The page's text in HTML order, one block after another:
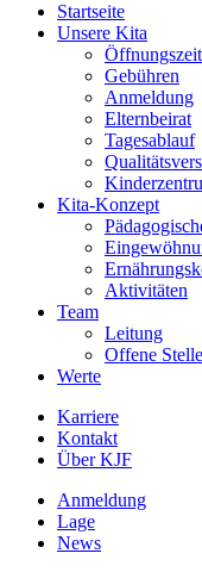
Startseite
Unsere Kita
Gebühren
Anmeldung
Elternbeirat
Tagesablauf
Kita-Konzept
Aktivitäten
Team
Leitung
Offene
Werte
Karriere
Kontakt
Über KJF
Anmeldung
Lage
News